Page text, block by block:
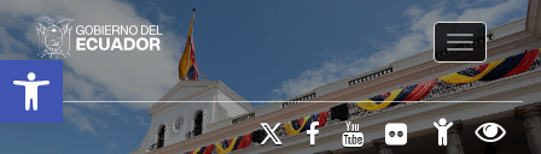
Open toolbar
Toggle